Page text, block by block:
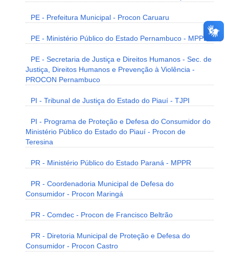
PE - Prefeitura Municipal - Procon Caruaru
PE - Ministério Público do Estado Pernambuco - MPPE
PE - Secretaria de Justiça e Direitos Humanos - Sec. de
Justiça, Direitos Humanos e Prevenção à Violência -
PROCON Pernambuco
PI - Tribunal de Justiça do Estado do Piauí - TJPI
PI - Programa de Proteção e Defesa do Consumidor do
Ministério Público do Estado do Piauí - Procon de
Teresina
PR - Ministério Público do Estado Paraná - MPPR
PR - Coordenadoria Municipal de Defesa do
Consumidor - Procon Maringá
PR - Comdec - Procon de Francisco Beltrão
PR - Diretoria Municipal de Proteção e Defesa do
Consumidor - Procon Castro